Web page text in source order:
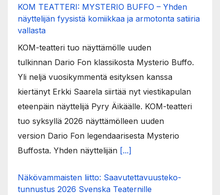
KOM TEATTERI: MYSTERIO BUFFO – Yhden
näyttelijän fyysistä komiikkaa ja armotonta satiiria
vallasta
KOM-teatteri tuo näyttämölle uuden
tulkinnan Dario Fon klassikosta Mysterio Buffo.
Yli neljä vuosikymmentä esityksen kanssa
kiertänyt Erkki Saarela siirtää nyt viestikapulan
eteenpäin näyttelijä Pyry Äikäälle. KOM-teatteri
tuo syksyllä 2026 näyttämölleen uuden
version Dario Fon legendaarisesta Mysterio
Buffosta. Yhden näyttelijän [...]
Näkövammaisten liitto: Saavutettavuusteko-
tunnustus 2026 Svenska Teaternille